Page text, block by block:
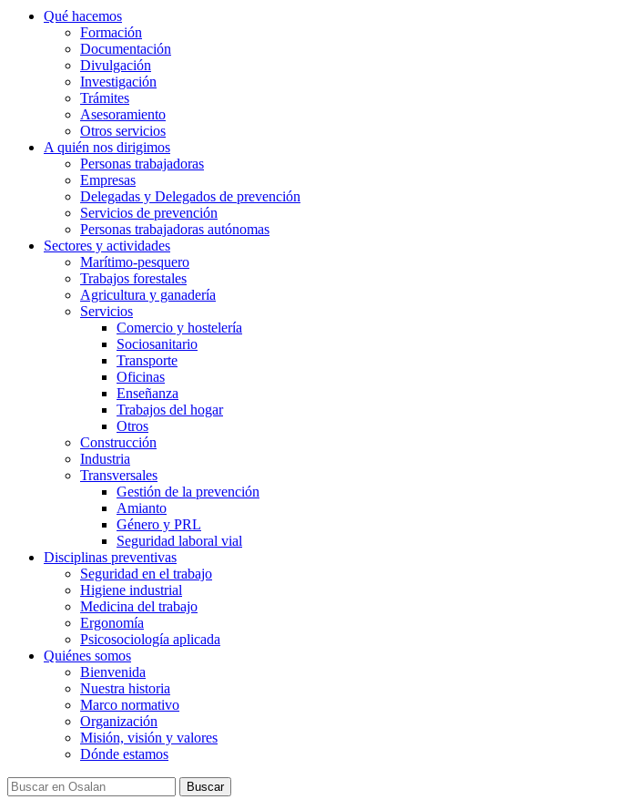
Qué hacemos
Formación
Documentación
Divulgación
Investigación
Trámites
Asesoramiento
Otros servicios
A quién nos dirigimos
Personas trabajadoras
Empresas
Delegadas y Delegados de prevención
Servicios de prevención
Personas trabajadoras autónomas
Sectores y actividades
Marítimo-pesquero
Trabajos forestales
Agricultura y ganadería
Servicios
Comercio y hostelería
Sociosanitario
Transporte
Oficinas
Enseñanza
Trabajos del hogar
Otros
Construcción
Industria
Transversales
Gestión de la prevención
Amianto
Género y PRL
Seguridad laboral vial
Disciplinas preventivas
Seguridad en el trabajo
Higiene industrial
Medicina del trabajo
Ergonomía
Psicosociología aplicada
Quiénes somos
Bienvenida
Nuestra historia
Marco normativo
Organización
Misión, visión y valores
Dónde estamos